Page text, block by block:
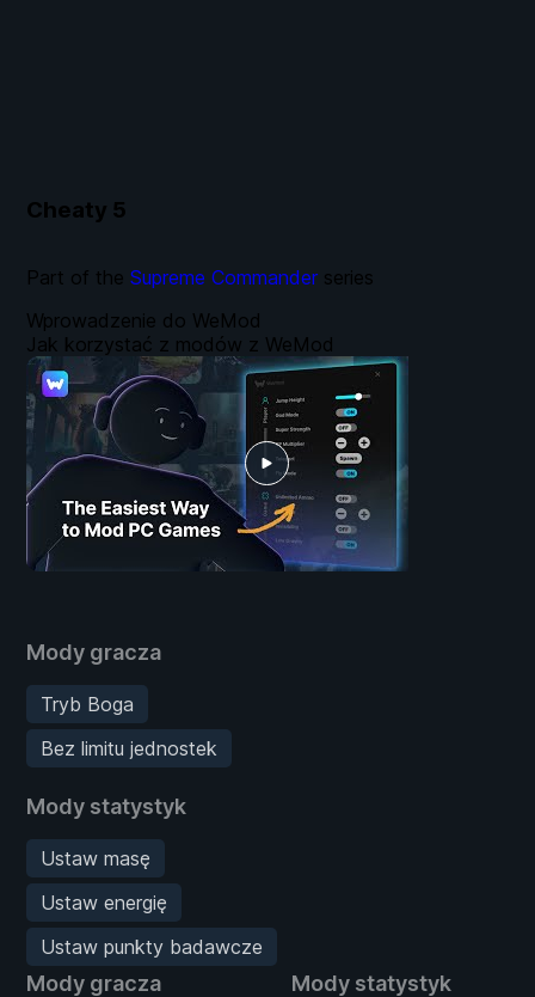
Cheaty 5
Mody gracza
Tryb Boga
Bez limitu jednostek
Mody statystyk
Ustaw masę
Ustaw energię
Ustaw punkty badawcze
Mody gracza Mody statystyk
Wprowadzenie do WeMod
Jak korzystać z modów z WeMod
Part of the Supreme Commander series